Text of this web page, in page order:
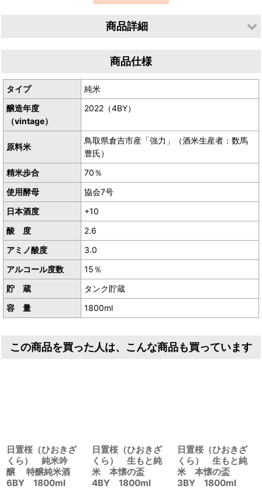
商品詳細
商品仕様
タイプ
純米
醸造年度
（vintage）
2022（4BY）
原料米
鳥取県倉吉市産「強力」（酒米生産者：数馬
豊氏）
精米歩合
70％
使用酵母
協会7号
日本酒度
+10
酸 度
2.6
アミノ酸度
3.0
アルコール度数
15％
貯 蔵
タンク貯蔵
容 量
1800ml
この商品を買った人は、こんな商品も買っています
日置桜（ひおきざ
くら） 純米吟
醸 特醸純米酒
6BY 1800ml
日置桜（ひおきざ
くら） 生もと純
米 本懐の盃
4BY 1800ml
日置桜（ひおきざ
くら） 生もと純
米 本懐の盃
3BY 1800ml